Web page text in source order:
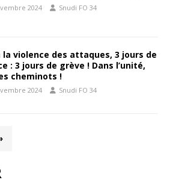
2024 Snudi FO 34
la violence des attaques, 3 jours de
: 3 jours de grève ! Dans l’unité,
cheminots !
2024 Snudi FO 34